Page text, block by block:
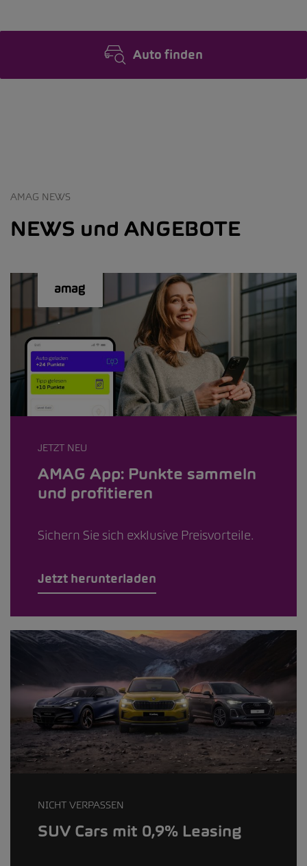
Auto finden
AMAG NEWS
NEWS und ANGEBOTE
JETZT NEU
AMAG App: Punkte sammeln
und profitieren
Sichern Sie sich exklusive Preisvorteile.
Jetzt herunterladen
NICHT VERPASSEN
SUV Cars mit 0,9% Leasing